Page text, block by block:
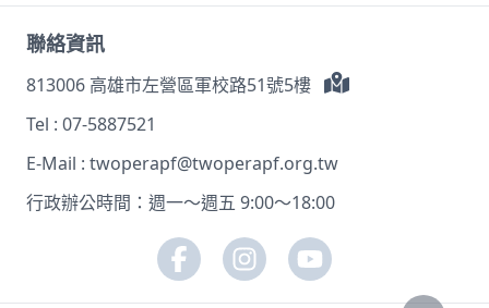
聯絡資訊
813006 高雄市左營區軍校路51號5樓
Tel : 07-5887521
E-Mail : twoperapf@twoperapf.org.tw
行政辦公時間：週一～週五 9:00～18:00